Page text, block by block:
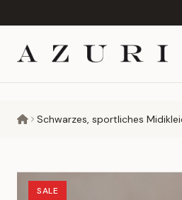
Schwarzes, sportliches
SALE